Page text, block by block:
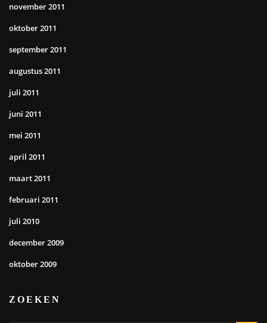
november 2011
oktober 2011
september 2011
augustus 2011
juli 2011
juni 2011
mei 2011
april 2011
maart 2011
februari 2011
juli 2010
december 2009
oktober 2009
ZOEKEN